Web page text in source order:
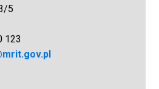
5
123